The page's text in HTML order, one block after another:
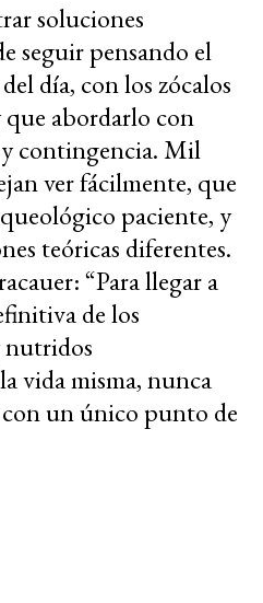
soluciones
seguir pensando el
día, con los zócalos
abordarlo con
contingencia. Mil
ver fácilmente, que
paciente, y
teóricas diferentes.
“Para llegar a
de los
nutridos
vida misma, nunca
un único punto de